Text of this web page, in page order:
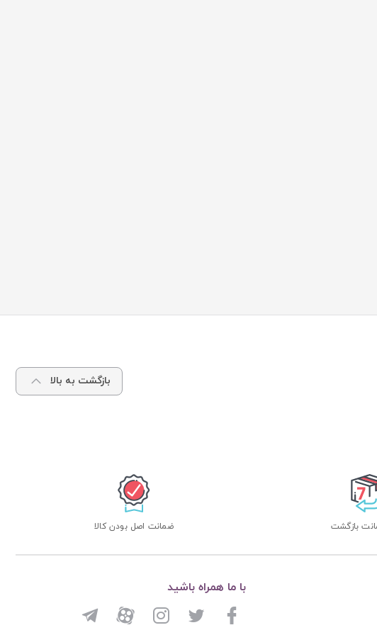
بازگشت به بالا
ضمانت اصل بودن کالا
با ما همراه باشید